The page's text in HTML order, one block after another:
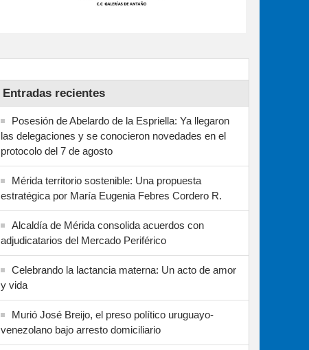
Entradas recientes
Posesión de Abelardo de la Espriella: Ya llegaron
las delegaciones y se conocieron novedades en el
protocolo del 7 de agosto
Mérida territorio sostenible: Una propuesta
estratégica por María Eugenia Febres Cordero R.
Alcaldía de Mérida consolida acuerdos con
adjudicatarios del Mercado Periférico
Celebrando la lactancia materna: Un acto de amor
y vida
Murió José Breijo, el preso político uruguayo-
venezolano bajo arresto domiciliario